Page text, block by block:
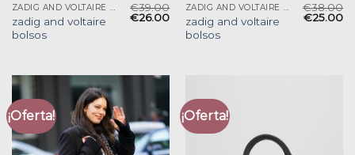
ZADIG AND VOLTAIRE BOLSOS
zadig and voltaire
bolsos
€39.00
€26.00
ZADIG AND VOLTAIRE BOLSOS
zadig and voltaire
bolsos
€38.00
€25.00
¡Oferta! ¡Oferta!